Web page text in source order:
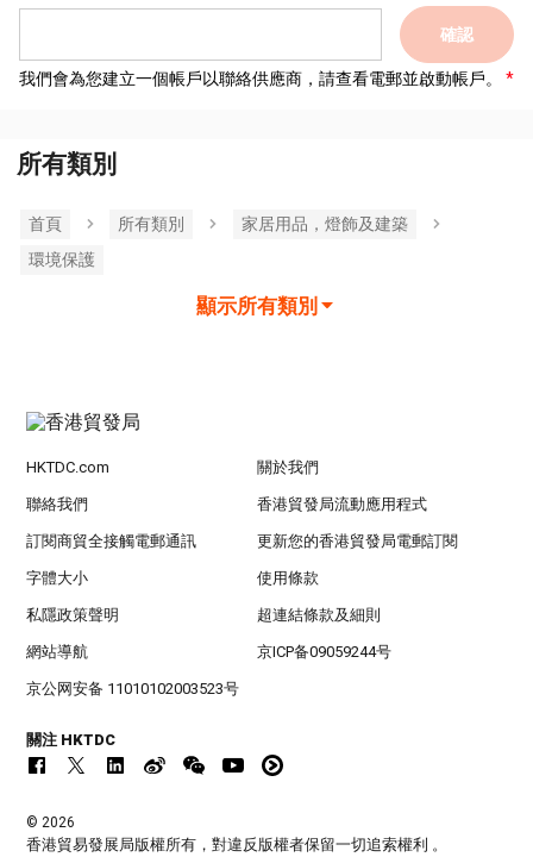
確認
我們會為您建立一個帳戶以聯絡供應商，請查看電郵並啟動帳戶。
所有類別
首頁 所有類別
家居用品，燈飾及建築
環境保護
顯示所有類別
HKTDC.com 關於我們
聯絡我們 香港貿發局流動應用程式
訂閱商貿全接觸電郵通訊 更新您的香港貿發局電郵訂閱
字體大小 使用條款
私隱政策聲明 超連結條款及細則
網站導航 京ICP备09059244号
京公网安备 11010102003523号
關注 HKTDC
© 2026
香港貿易發展局版權所有，對違反版權者保留一切追索權利 。